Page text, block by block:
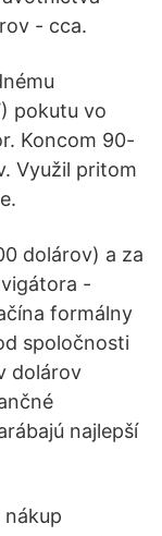
- cca.
pokutu vo
Koncom 90-
Využil pritom
dolárov) a za
-
formálny
spoločnosti
dolárov
najlepší